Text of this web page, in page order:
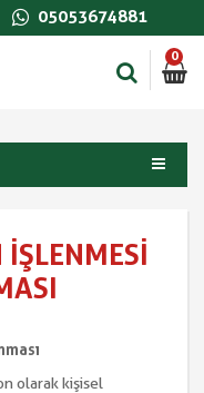
05053674881
0
İŞLENMESI
olarak kişisel